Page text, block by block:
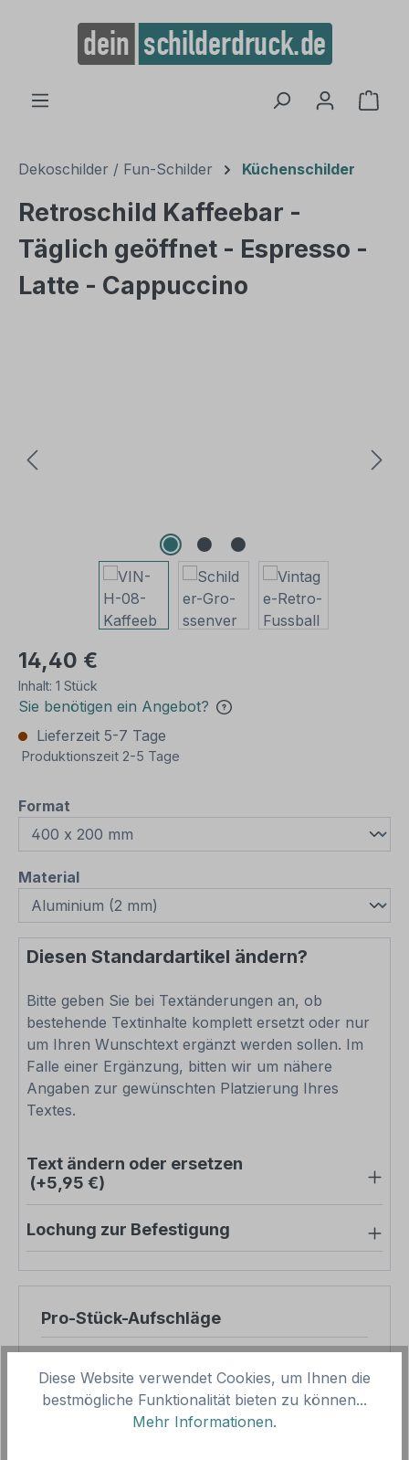
springen
Dekoschilder / Fun-Schilder Küchenschilder
Retroschild Kaffeebar -
Täglich geöffnet - Espresso -
Latte - Cappuccino
14,40 €
Inhalt: 1 Stück
Sie benötigen ein Angebot?
Lieferzeit 5-7 Tage
Produktionszeit 2-5 Tage
Format
Materialauswählen
Diesen Standardartikel ändern?
Bitte geben Sie bei Textänderungen an, ob
bestehende Textinhalte komplett ersetzt oder nur
um Ihren Wunschtext ergänzt werden sollen. Im
Falle einer Ergänzung, bitten wir um nähere
Angaben zur gewünschten Platzierung Ihres
Textes.
Text ändern oder ersetzen
(+5,95 €)
Lochung zur Befestigung
Pro-Stück-Aufschläge
Zwischensumme
14,40 €
Diese Website verwendet Cookies, um Ihnen die
bestmögliche Funktionalität bieten zu können...
Mehr Informationen.